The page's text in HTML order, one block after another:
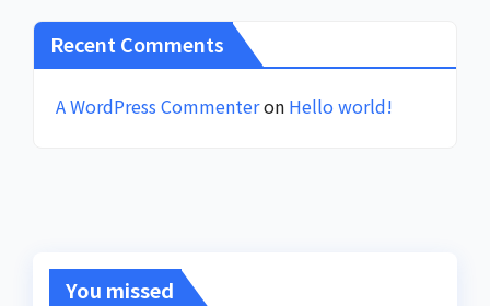
Recent Comments
A WordPress Commenteron Hello world!
You missed